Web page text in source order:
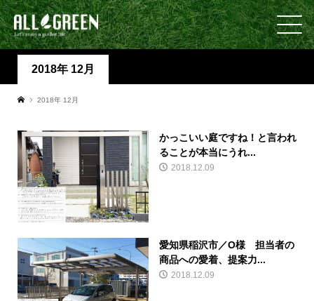
2018年 12月
2018年 12月
かっこいい庭ですね！と言われ
ることが本当にうれ...
2018.12.09
愛知県稲沢市／O様 担当者の
商品への愛着、提案力...
2018.12.09